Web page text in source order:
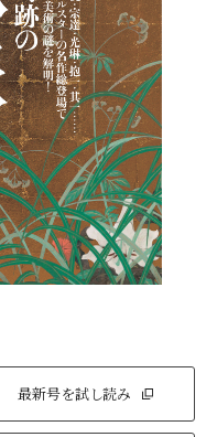
最新号を試し読み